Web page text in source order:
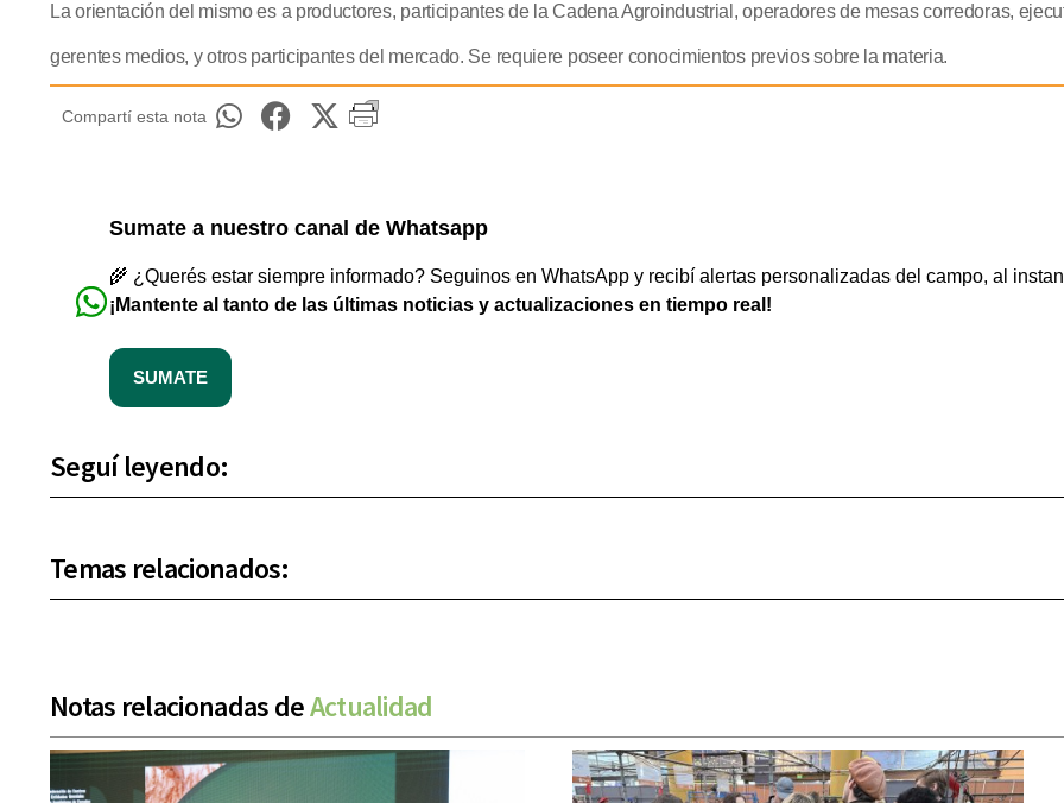
La orientación del mismo es a productores, participantes de la Cadena Agroindustrial, operadores de mesas corredoras,
gerentes medios, y otros participantes del mercado. Se requiere poseer conocimientos previos sobre la materia.
Compartí esta nota
Sumate a nuestro canal de Whatsapp
🌾 ¿Querés estar siempre informado? Seguinos en WhatsApp y recibí alertas personalizadas del campo, al
¡Mantente al tanto de las últimas noticias y actualizaciones en tiempo real!
SUMATE
Seguí leyendo:
Temas relacionados:
Notas relacionadas deActualidad